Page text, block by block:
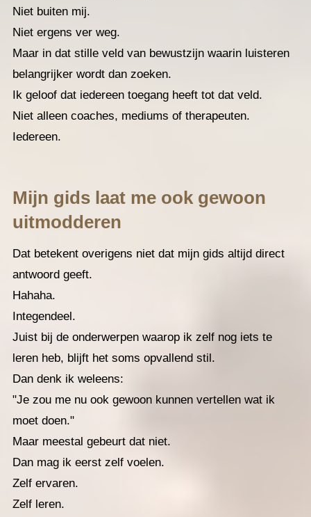
Niet buiten mij.
Niet ergens ver weg.
Maar in dat stille veld van bewustzijn waarin luisteren
belangrijker wordt dan zoeken.
Ik geloof dat iedereen toegang heeft tot dat veld.
Niet alleen coaches, mediums of therapeuten.
Iedereen.
Mijn gids laat me ook gewoon
uitmodderen
Dat betekent overigens niet dat mijn gids altijd direct
antwoord geeft.
Hahaha.
Integendeel.
Juist bij de onderwerpen waarop ik zelf nog iets te
leren heb, blijft het soms opvallend stil.
Dan denk ik weleens:
"Je zou me nu ook gewoon kunnen vertellen wat ik
moet doen."
Maar meestal gebeurt dat niet.
Dan mag ik eerst zelf voelen.
Zelf ervaren.
Zelf leren.